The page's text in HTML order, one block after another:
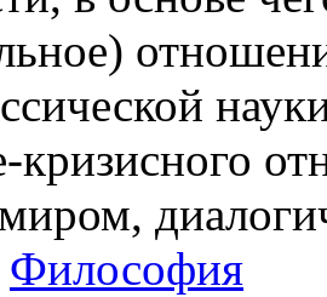
кризисного
Философия